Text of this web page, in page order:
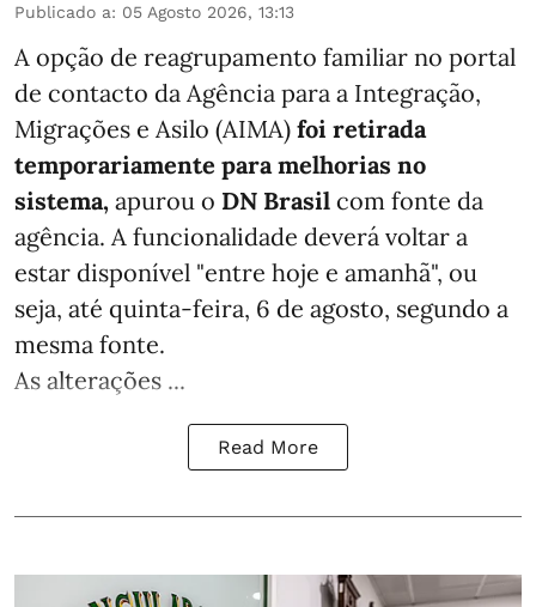
Publicado a: 05 Agosto 2026, 13:13
A opção de reagrupamento familiar no portal
de contacto da Agência para a Integração,
Migrações e Asilo (AIMA) foi retirada
temporariamente para melhorias no
sistema, apurou o DN Brasil com fonte da
agência. A funcionalidade deverá voltar a
estar disponível "entre hoje e amanhã", ou
seja, até quinta-feira, 6 de agosto, segundo a
mesma fonte.
As alterações ...
Read More